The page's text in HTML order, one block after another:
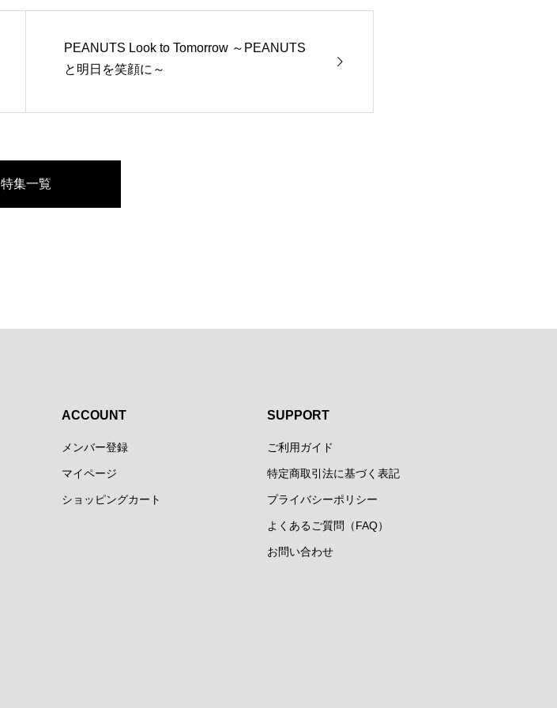
PEANUTS Look to Tomorrow ～PEANUTS
と明日を笑顔に～
特集一覧
ACCOUNT
メンバー登録
マイページ
ショッピングカート
SUPPORT
ご利用ガイド
特定商取引法に基づく表記
プライバシーポリシー
よくあるご質問（FAQ）
お問い合わせ